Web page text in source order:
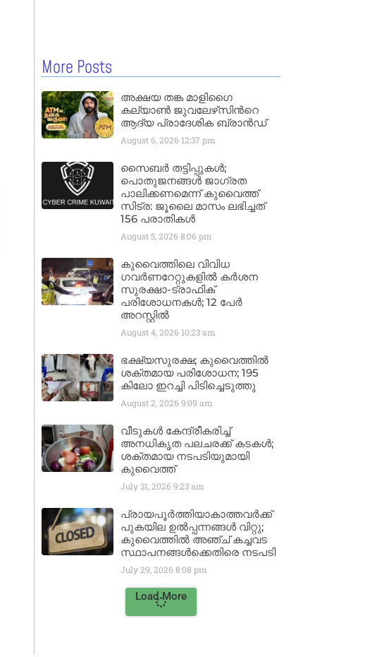
More Posts
അക്ഷയ തങ്ക മാളിഗൈ
കല്യാണ്‍ ജുവലേഴ്‌സിന്‍റെ
ആദ്യ പ്രാദേശിക ബ്രാന്‍ഡ്
August 6, 2026 12:37 pm
സൈബർ തട്ടിപ്പുകൾ;
പൊതുജനങ്ങൾ ജാഗ്രത
പാലിക്കണമെന്ന് കുവൈത്ത്
സിട്ര: ജൂലൈ മാസം ലഭിച്ചത്
156 പരാതികൾ
August 5, 2026 8:06 pm
കുവൈത്തിലെ വിവിധ
ഗവർണറേറ്റുകളിൽ കർശന
സുരക്ഷാ-ട്രാഫിക്
പരിശോധനകൾ; 12 പേർ
അറസ്റ്റിൽ
August 4, 2026 10:23 am
ഭക്ഷ്യസുരക്ഷ; കുവൈത്തിൽ
ശക്തമായ പരിശോധന; 195
കിലോ ഇറച്ചി പിടിച്ചെടുത്തു
August 2, 2026 9:09 am
വീടുകൾ കേന്ദ്രീകരിച്ച്
അനധികൃത പലചരക്ക് കടകൾ;
ശക്തമായ നടപടിയുമായി
കുവൈത്ത്
July 31, 2026 9:23 am
പ്രായപൂർത്തിയാകാത്തവർക്ക്
പുകയില ഉൽപ്പന്നങ്ങൾ വിറ്റു;
കുവൈത്തിൽ അഞ്ച് കച്ചവട
സ്ഥാപനങ്ങൾക്കെതിരെ നടപടി
July 29, 2026 8:08 pm
Load More